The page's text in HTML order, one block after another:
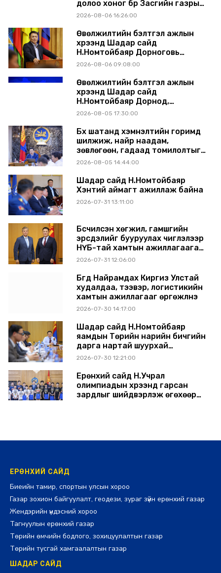
долоо хоног бүр Засгийн газрын
хуралдаанд танилцуулж,
2026-08-06 16:26:00
Өвөлжилтийн бэлтгэл ажлын
хүрээнд Шадар сайд
Н.Номтойбаяр Дорноговь
аймагт ажиллав
2026-08-06 09:08:00
Өвөлжилтийн бэлтгэл ажлын
хүрээнд Шадар сайд
Н.Номтойбаяр Дорнод,
Сүхбаатар аймагт ажиллав
2026-08-05 17:30:00
Бүх шатанд хэмнэлтийн горимд
шилжиж, найр наадам,
зөвлөгөөн, гадаад томилолтыг
хориглолоо
2026-08-05 14:44:00
Шадар сайд Н.Номтойбаяр
Хэнтий аймагт ажиллаж байна
2026-07-31 13:11:00
Бүсчилсэн хөгжил, гамшгийн
эрсдэлийг бууруулах чиглэлээр
НҮБ-тай хамтын ажиллагаагаа
өргөжүүлэхээр санал солилцлоо
2026-07-31 12:06:00
Бүгд Найрамдах Киргиз Улстай
худалдаа, тээвэр, логистикийн
хамтын ажиллагааг өргөжүүлнэ
2026-07-30 14:17:00
Шадар сайд Н.Номтойбаяр
яамдын Төрийн нарийн бичгийн
дарга нартай шуурхай
хуралдлаа
2026-07-30 12:21:00
Ерөнхий сайд Н.Учрал
олимпиадын хүрээнд гарсан
зардлыг шийдвэрлэж өгөхөөр
ЕРӨНХИЙ САЙД
Биеийн тамир, спортын улсын хороо
Газар зохион байгуулалт, геодези, зураг зүйн ерөнхий газар
Жендэрийн үндэсний хороо
Тагнуулын ерөнхий газар
Төрийн өмчийн бодлого, зохицуулалтын газар
Төрийн тусгай хамгаалалтын газар
ШАДАР САЙД